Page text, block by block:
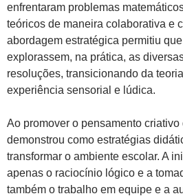
enfrentaram problemas
teóricos de maneira colaborativa e
abordagem estratégica permitiu
explorassem, na prática, as
resoluções, transicionando da
experiência sensorial e lúdica.
Ao promover o pensamento
demonstrou como estratégias
transformar o ambiente escolar. A
apenas o raciocínio lógico e a
também o trabalho em equipe e a